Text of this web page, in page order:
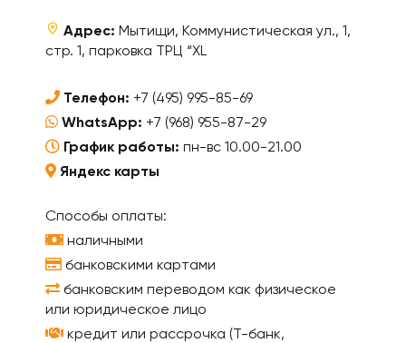
Адрес: Мытищи, Коммунистическая ул., 1,
стр. 1, парковка ТРЦ “XL
Телефон: +7 (495) 995-85-69
WhatsApp: +7 (968) 955-87-29
График работы: пн-вс 10.00-21.00
Яндекс карты
Способы оплаты:
наличными
банковскими картами
банковским переводом как физическое
или юридическое лицо
кредит или рассрочка (Т-банк,